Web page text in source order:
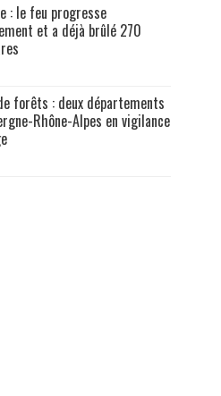
: le feu progresse
et a déjà brûlé 270
forêts : deux départements
Rhône-Alpes en vigilance